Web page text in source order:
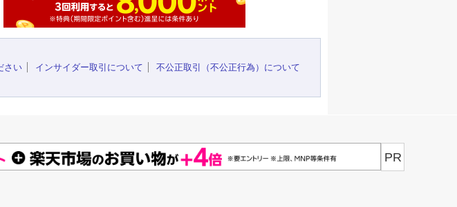
さい インサイダー取引について
不公正取引（不公正行為）について
PR